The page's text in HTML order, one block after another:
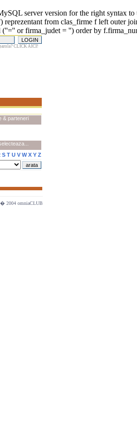
server version for the right syntax to
from clas_firme f left outer
or firma_judet = '') order by
CLICK AICI!
& parteneri
S T U V W X Y Z
� 2004 omniaCLUB